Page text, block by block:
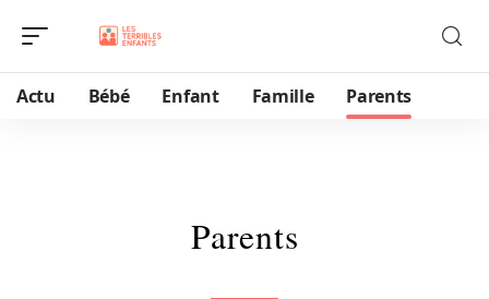
Actu Bébé Enfant Famille Parents
Parents